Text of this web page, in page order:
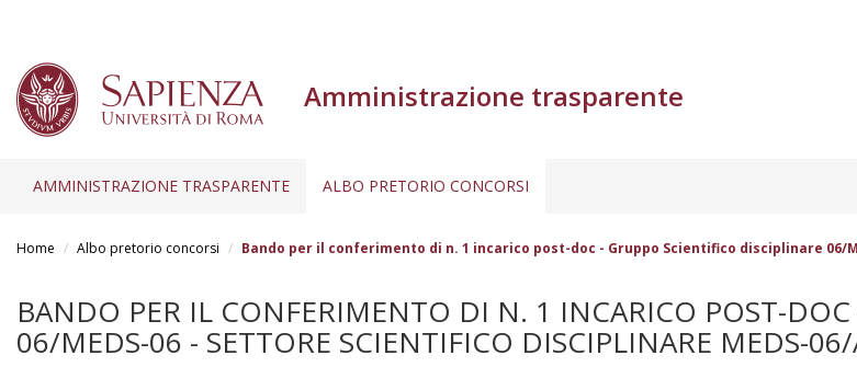
Amministrazione trasparente
AMMINISTRAZIONE TRASPARENTE ALBO PRETORIO CONCORSI
Home Albo pretorio concorsi Bando per il conferimento di n. 1 incarico post-doc - Gruppo Scientifico disciplinare 06/
BANDO PER IL CONFERIMENTO DI N. 1 INCARICO POST-
06/MEDS-06 - SETTORE SCIENTIFICO DISCIPLINARE MEDS-